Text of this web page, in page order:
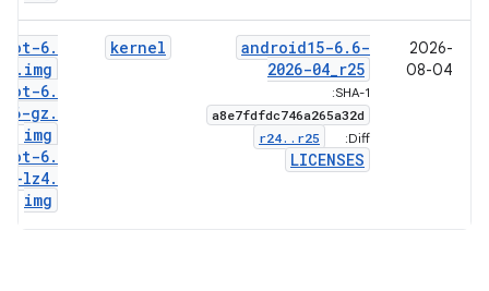
2026-
08-04
android15-6. 6-
2026-04_r25
SHA-1:
a8e7fdfdc746a265a32d
Diff:
r24. . r25
LICENSES
kernel
6.
. img
6.
6-gz .
img
6.
6-lz4.
img